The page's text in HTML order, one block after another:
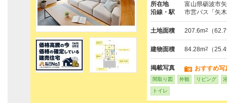
所在地
富山県砺波市
沿線・駅
市営バス「矢
土地面積 207.6m2 （
建物面積 84.28m2 （
掲載写真 おすすめ写
間取り図 外観 リビング
トイレ